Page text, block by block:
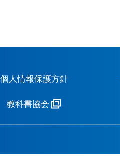
個人情報保護方針
教科書協会